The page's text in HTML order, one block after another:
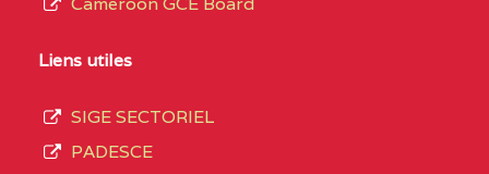
LITTORAL
du
de
septembre
Liens utiles
SIGE SECTORIEL
PADESCE